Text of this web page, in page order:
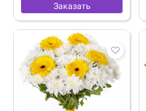
Заказать